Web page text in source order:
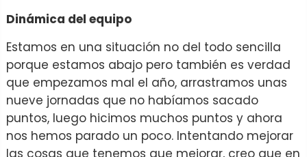
Dinámica del equipo
Estamos en una situación no del todo sencilla
porque estamos abajo pero también es verdad
que empezamos mal el año, arrastramos unas
nueve jornadas que no habíamos sacado
puntos, luego hicimos muchos puntos y ahora
nos hemos parado un poco. Intentando mejorar
las cosas que tenemos que mejorar, creo que en